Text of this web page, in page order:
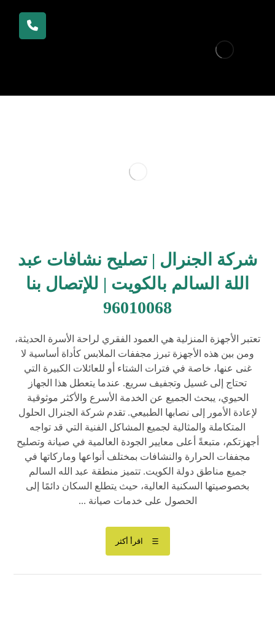
شركة الجنرال | تصليح نشافات عبد
اللة السالم بالكويت | للإتصال بنا
96010068
تعتبر الأجهزة المنزلية هي العمود الفقري لراحة الأسرة الحديثة،
ومن بين هذه الأجهزة تبرز مجففات الملابس كأداة أساسية لا
غنى عنها، خاصة في فترات الشتاء أو للعائلات الكبيرة التي
تحتاج إلى غسيل وتجفيف سريع. عندما يتعطل هذا الجهاز
الحيوي، يبحث الجميع عن الخدمة الأسرع والأكثر موثوقية
لإعادة الأمور إلى نصابها الطبيعي. تقدم شركة الجنرال الحلول
المتكاملة والمثالية لجميع المشاكل الفنية التي قد تواجه
أجهزتكم، متبعةً أعلى معايير الجودة العالمية في صيانة وتصليح
مجففات الحرارة والنشافات بمختلف أنواعها وماركاتها في
جميع مناطق دولة الكويت. تتميز منطقة عبد الله السالم
بخصوصيتها السكنية العالية، حيث يتطلع السكان دائمًا إلى
الحصول على خدمات صيانة ...
اقرأ أكثر